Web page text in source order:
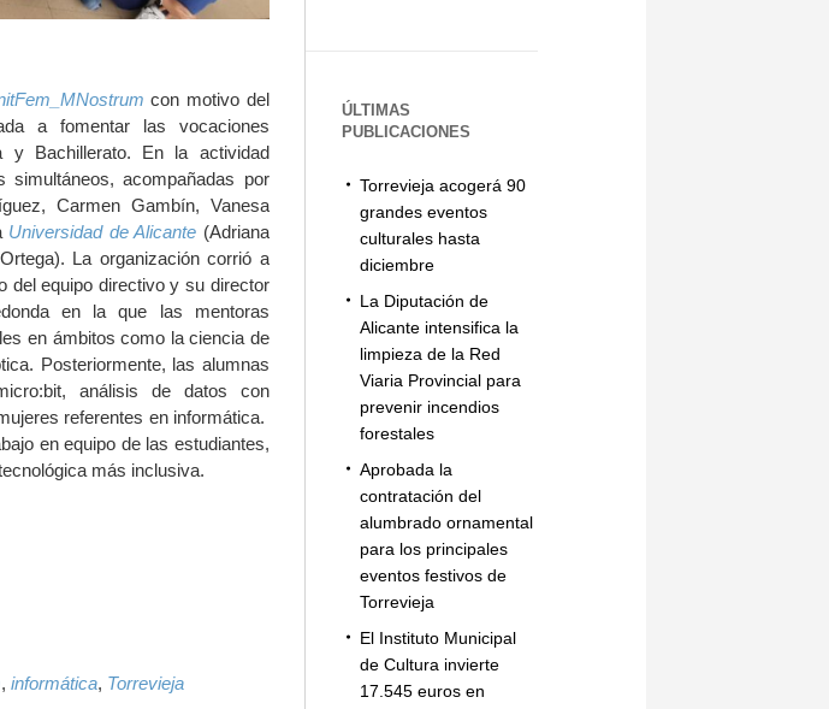
con motivo del
a fomentar las vocaciones
y Bachillerato. En la actividad
simultáneos, acompañadas por
Carmen Gambín, Vanesa
Universidad de Alicante (Adriana
La organización corrió a
del equipo directivo y su director
en la que las mentoras
en ámbitos como la ciencia de
Posteriormente, las alumnas
análisis de datos con
referentes en informática.
en equipo de las estudiantes,
más inclusiva.
, informática, Torrevieja
ÚLTIMAS
PUBLICACIONES
Torrevieja acogerá 90
grandes eventos
culturales hasta
diciembre
La Diputación de
Alicante intensifica la
limpieza de la Red
Viaria Provincial para
prevenir incendios
forestales
Aprobada la
contratación del
alumbrado ornamental
para los principales
eventos festivos de
Torrevieja
El Instituto Municipal
de Cultura invierte
17.545 euros en